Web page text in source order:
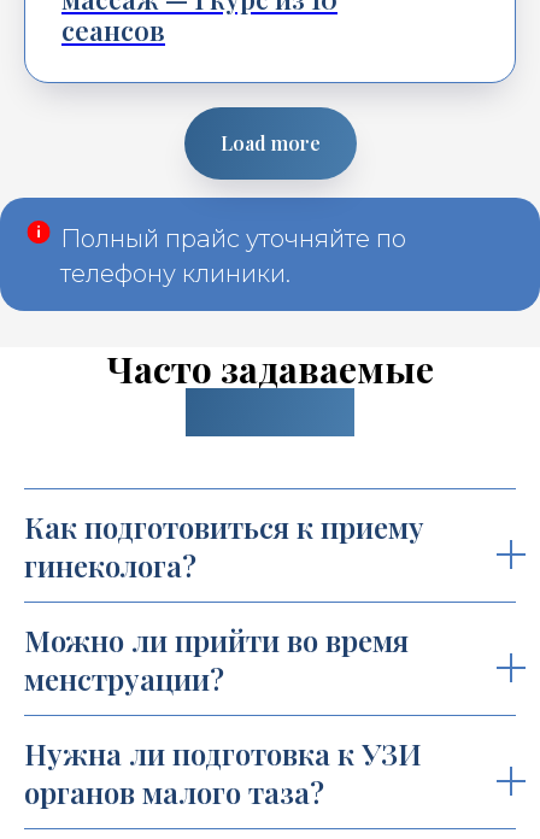
сеансов
Load more
Полный прайс уточняйте по
телефону клиники.
Часто задаваемые
Как подготовиться к приему
гинеколога?
Можно ли прийти во время
менструации?
Нужна ли подготовка к УЗИ
органов малого таза?